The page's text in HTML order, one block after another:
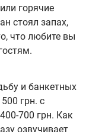
горячие
стоял запах,
что любите вы
и банкетных
грн. с
700 грн. Как
озвучивает